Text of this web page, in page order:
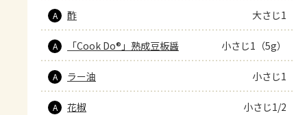
A 酢 大さじ1
A 「Cook Do®」熟成豆板醤 小さじ1（5g）
A ラー油 小さじ1
A 花椒 小さじ1/2